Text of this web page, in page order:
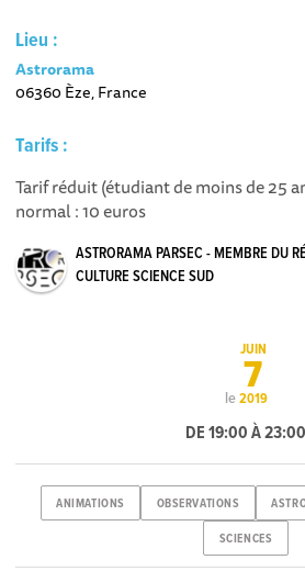
Lieu :
Astrorama
06360 Èze, France
Tarifs :
Tarif réduit (étudiant de moins de 25
normal : 10 euros
ASTRORAMA PARSEC - MEMBRE DU
CULTURE SCIENCE SUD
le
JUIN
7
2019
DE 19:00 À 23:00
ANIMATIONS OBSERVATIONS
SCIENCES